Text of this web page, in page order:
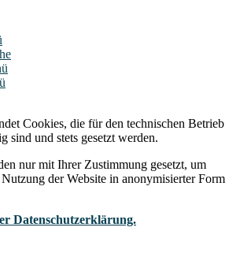
Cookies, die für den technischen Betrieb
sind und stets gesetzt werden.
nur mit Ihrer Zustimmung gesetzt, um
der Website in anonymisierter Form
Datenschutzerklärung.